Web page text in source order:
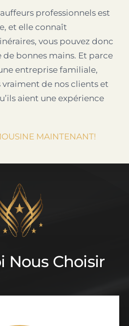
professionnels est
et elle connaît
vous pouvez donc
de bonnes mains. Et parce
entreprise familiale,
vraiment de nos clients et
aient une expérience
MAINTENANT!
Nous Choisir